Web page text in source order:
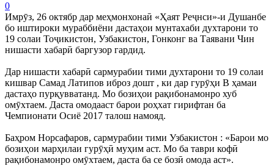
0
Имрӯз, 26 октябр дар меҳмонхонаӣ «Ҳаят Реҷнси»-и Душанбе
бо иштироки мураббиёни дастаҳои мунтахаби духтарони то
19 солаи Тоҷикистон, Узбакистон, Гонконг ва Таявани Чин
нишасти хабарӣ баргузор гардид.
Дар нишасти хабарӣ сармурабии тими духтарони то 19 солаи
кишвар Самад Латипов иброз дошт , ки дар гурӯҳи В ҳамаи
дастаҳо пурқувватанд. Мо бозиҳои рақибонамонро хуб
омӯхтаем. Даста омодааст барои роҳхат гирифтан ба
Чемпионати Осиё 2017 талош намояд.
Баҳром Норсафаров, сармурабии тими Узбакистон : «Барои мо
бозиҳои марҳилаи гурӯҳӣ муҳим аст. Мо ба таври кофӣ
рақибонамонро омӯхтаем, даста ба се бозӣ омода аст».